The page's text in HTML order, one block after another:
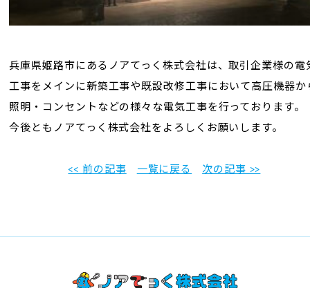
兵庫県姫路市にあるノアてっく株式会社は、取引企業様の電
工事をメインに新築工事や既設改修工事において 高圧機器か
照明・コンセントなどの様々な電気工事を行っております。
今後ともノアてっく株式会社をよろしくお願いします。
<< 前の記事 一覧に戻る 次の記事 >>